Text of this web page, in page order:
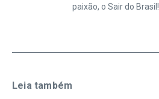
paixão, o Sair do Brasil!
Leia também